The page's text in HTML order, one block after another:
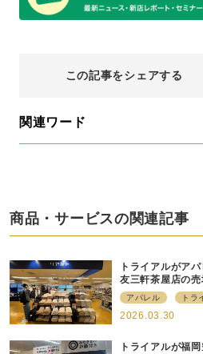
この記事をシェアする
関連ワード
商品・サービスの関連記事
トライアルがア
友三軒茶屋店の
店にも商品導入へ
アパレル トラ
2026.03.30
トライアルが福